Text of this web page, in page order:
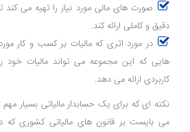
صورت های مالی مورد نیاز را تهیه می کند
دقیق و کاملی ارائه کند.
در مورد اثری که مالیات بر کسب و کار
هایی که این مجموعه می تواند مالیات
کاربردی ارائه می دهد.
نکته ای که برای یک حسابدار مالیاتی بسیار
می بایست بر قانون های مالیاتی کشوری که